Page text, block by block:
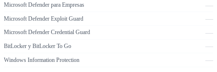
Microsoft Defender para Empresas —
Microsoft Defender Exploit Guard —
Microsoft Defender Credential Guard —
BitLocker y BitLocker To Go —
Windows Information Protection —